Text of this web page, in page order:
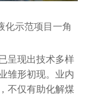
化示范项目一角
现出技术多样
雏形初现。业内
不仅有助化解煤